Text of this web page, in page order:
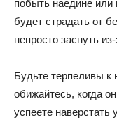
побыть наедине или
будет страдать от
непросто заснуть
Будьте терпеливы
обижайтесь, когда
успеете